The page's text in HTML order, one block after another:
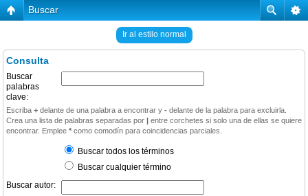
Buscar
Ir al estilo normal
Consulta
Buscar
palabras
clave:
Escriba + delante de una palabra a encontrar y - delante de la palabra para excluirla.
Crea una lista de palabras separadas por | entre corchetes si solo una de ellas se quiere
encontrar. Emplee * como comodín para coincidencias parciales.
Buscar todos los términos
Buscar cualquier término
Buscar autor: